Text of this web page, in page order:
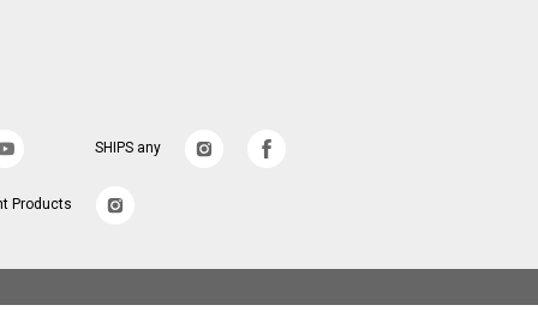
SHIPS any
Products